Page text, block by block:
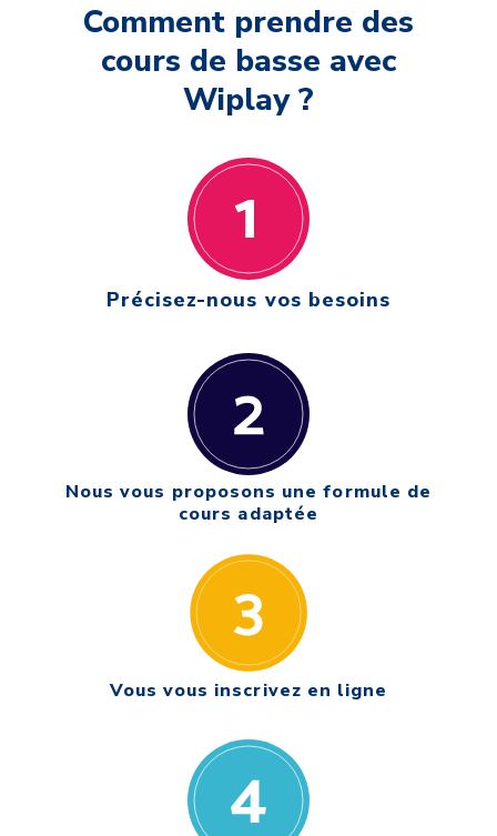
Comment prendre des
cours de basse avec
Wiplay ?
Précisez-nous vos besoins
Nous vous proposons une formule de
cours adaptée
Vous vous inscrivez en ligne